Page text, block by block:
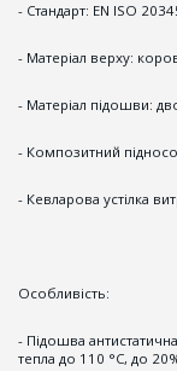
- Стандарт: EN ISO
- Матеріал верху:
- Матеріал підошви:
- Композитний
- Кевларова устілка
Особливість:
- Підошва
тепла до 110 °С, до